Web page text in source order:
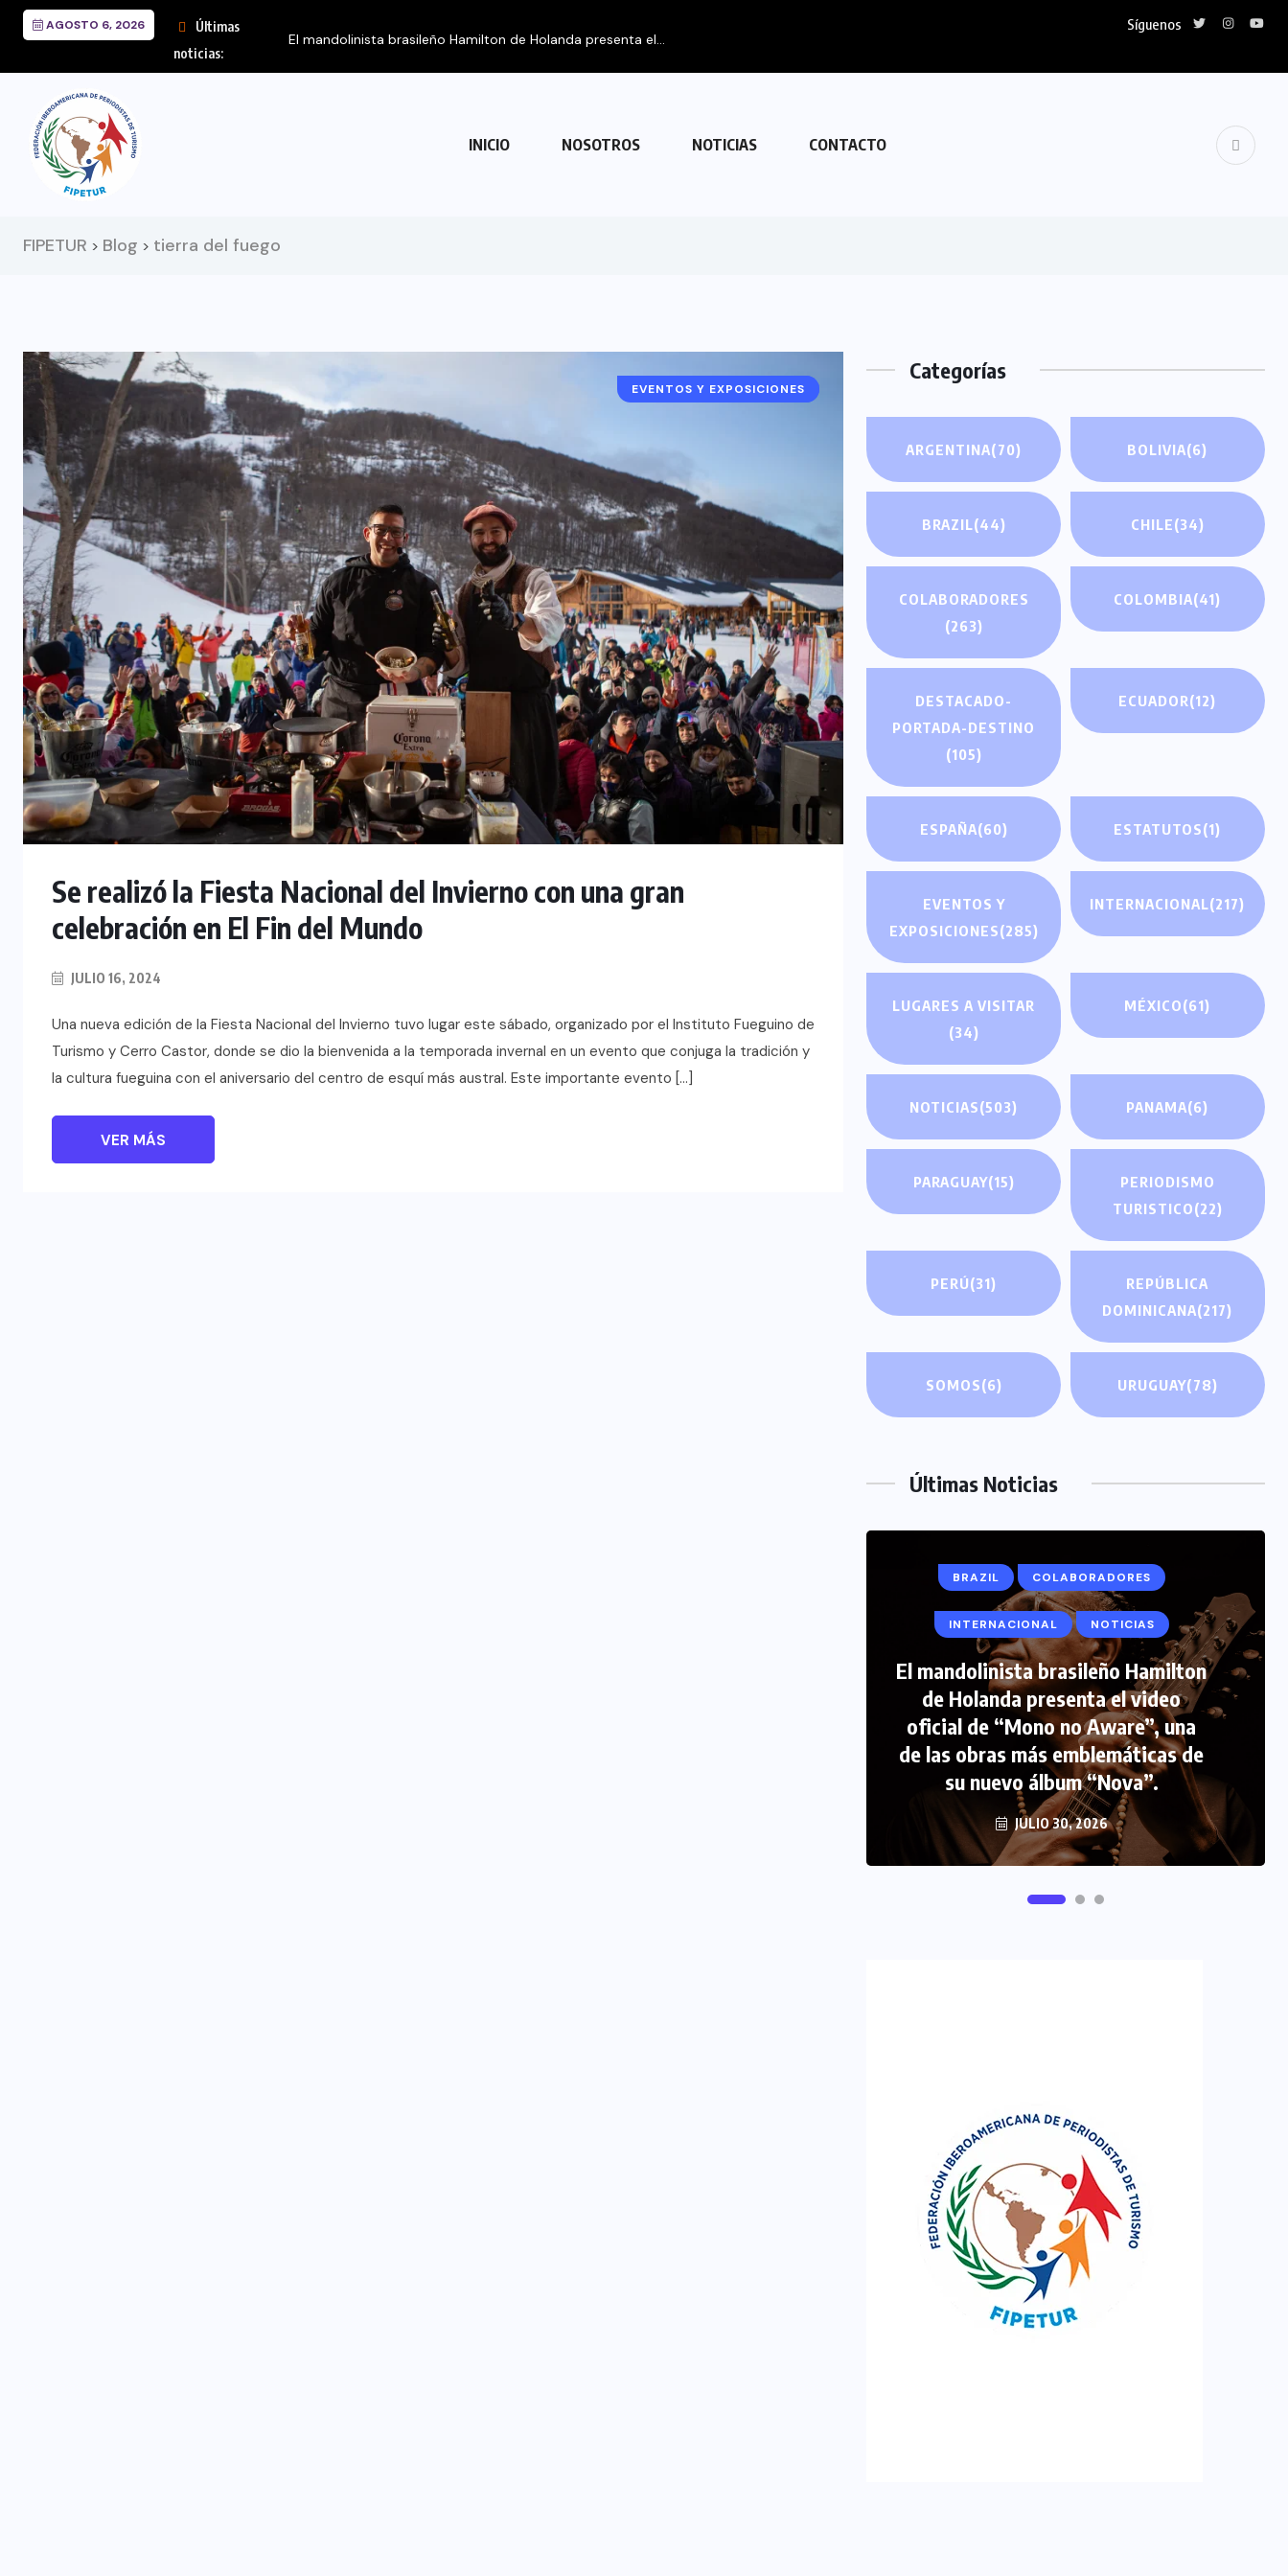
AGOSTO 6, 2026
Últimas
noticias:
El mandolinista brasileño Hamilton de Holanda presenta el...
Síguenos
INICIO NOSOTROS NOTICIAS CONTACTO
FIPETUR > Blog > tierra del fuego
ARGENTINA
EVENTOS Y EXPOSICIONES
Se realizó la Fiesta Nacional del Invierno con una gran
celebración en El Fin del Mundo
JULIO 16, 2024
Una nueva edición de la Fiesta Nacional del Invierno tuvo lugar este sábado, organizado por el Instituto Fueguino de
Turismo y Cerro Castor, donde se dio la bienvenida a la temporada invernal en un evento que conjuga la tradición y
la cultura fueguina con el aniversario del centro de esquí más austral. Este importante evento […]
VER MÁS
Categorías
ARGENTINA(70) BOLIVIA(6)
BRAZIL(44) CHILE(34)
COLABORADORES
(263)
COLOMBIA(41)
DESTACADO-
PORTADA-DESTINO
(105)
ECUADOR(12)
ESPAÑA(60) ESTATUTOS(1)
EVENTOS Y
EXPOSICIONES(285)
INTERNACIONAL(217)
LUGARES A VISITAR
(34)
MÉXICO(61)
NOTICIAS(503) PANAMA(6)
PARAGUAY(15)
PERIODISMO
TURISTICO(22)
PERÚ(31)
REPÚBLICA
DOMINICANA(217)
SOMOS(6) URUGUAY(78)
Últimas Noticias
BRAZIL COLABORADORES
INTERNACIONAL NOTICIAS
El mandolinista brasileño Hamilton
de Holanda presenta el video
oficial de “Mono no Aware”, una
de las obras más emblemáticas de
su nuevo álbum “Nova”.
JULIO 30, 2026
COLABORADORES INTERNACIONAL
NOTICIAS PERIODISMO TURISTICO
FIPETUR se solidariza con
Venezuela
JUNIO 29, 2026